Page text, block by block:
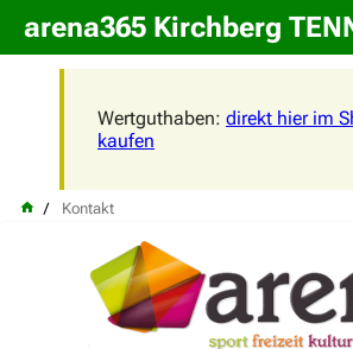
Wertguthaben: direkt hier im
kaufen
Kontakt